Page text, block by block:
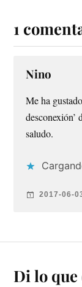
1
Nino
Me ha
desconexión’
saludo.
2017-06-
Di lo